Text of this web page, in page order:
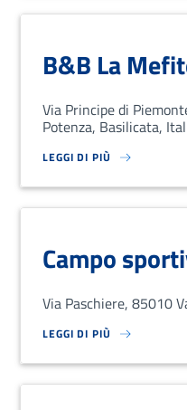
B&B La
Via Principe di
Potenza, Basilicata,
LEGGI DI PIÙ
SU LOREM IPSUM DOLOR
Campo
Via Paschiere, 85010
LEGGI DI PIÙ
SU LOREM IPSUM DOLOR